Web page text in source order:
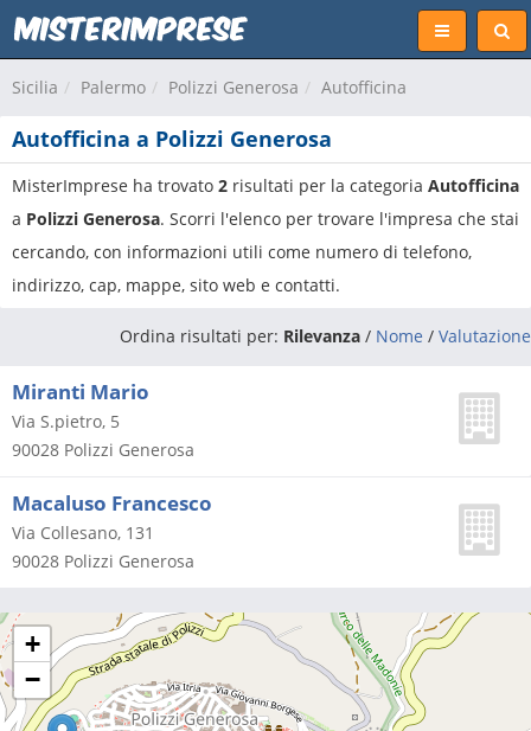
Sicilia Palermo Polizzi Generosa Autofficina
Autofficina a Polizzi Generosa
MisterImprese ha trovato 2 risultati per la categoria Autofficina
a Polizzi Generosa. Scorri l'elenco per trovare l'impresa che stai
cercando, con informazioni utili come numero di telefono,
indirizzo, cap, mappe, sito web e contatti.
Ordina risultati per: Rilevanza / Nome / Valutazione
Miranti Mario
Via S.pietro, 5
90028 Polizzi Generosa
Macaluso Francesco
Via Collesano, 131
90028 Polizzi Generosa
+
−